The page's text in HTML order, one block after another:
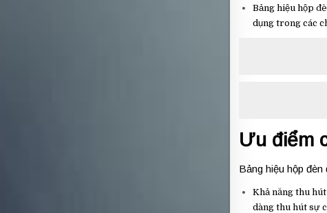
Bảng hiệu hộp
dụng trong các
Ưu điểm
Bảng hiệu hộp
Khả năng thu
dàng thu hút sự